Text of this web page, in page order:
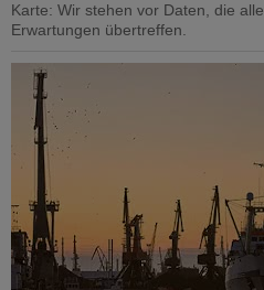
Karte: Wir stehen vor Daten, die alle
Erwartungen übertreffen.